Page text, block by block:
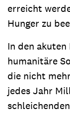
erreicht
Hunger zu
In den
humanitäre
die nicht
jedes Jahr